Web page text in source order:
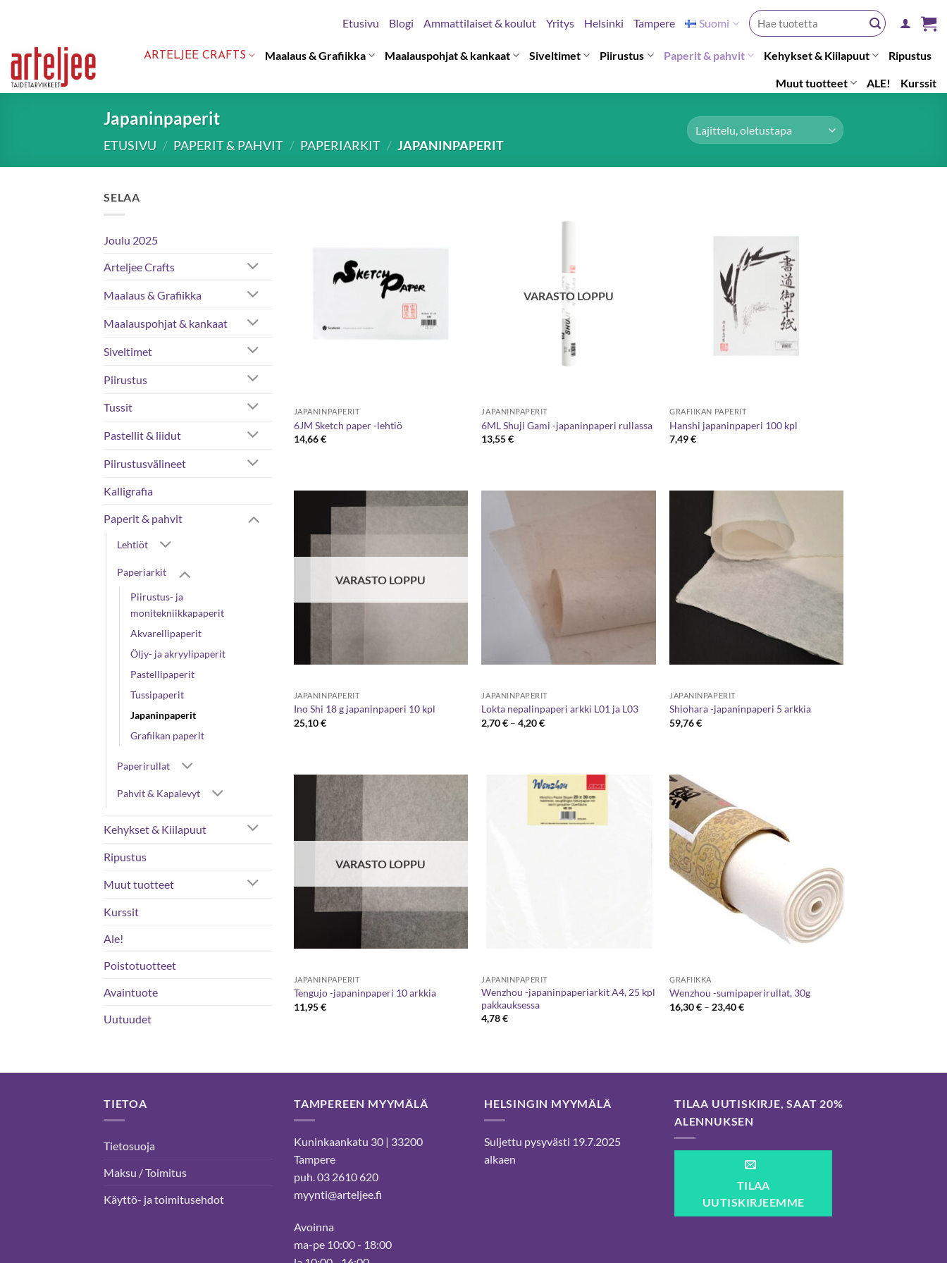
content
Etusivu Blogi Ammattilaiset & koulut Yritys Helsinki Tampere Suomi
Etsi:
ARTELJEE CRAFTS Maalaus & Grafiikka Maalauspohjat & kankaat Siveltimet Piirustus Paperit & pahvit Kehykset & Kiilapuut Ripustus
Muut tuotteet ALE! Kurssit
Japaninpaperit
ETUSIVU / PAPERIT & PAHVIT / PAPERIARKIT / JAPANINPAPERIT
SELAA
Joulu 2025
Arteljee Crafts
Maalaus & Grafiikka
Maalauspohjat & kankaat
Siveltimet
Piirustus
Tussit
Pastellit & liidut
Piirustusvälineet
Kalligrafia
Paperit & pahvit
Lehtiöt
Paperiarkit
Piirustus- ja
monitekniikkapaperit
Akvarellipaperit
Öljy- ja akryylipaperit
Pastellipaperit
Tussipaperit
Japaninpaperit
Grafiikan paperit
Paperirullat
Pahvit & Kapalevyt
Kehykset & Kiilapuut
Ripustus
Muut tuotteet
Kurssit
Ale!
Poistotuotteet
Avaintuote
Uutuudet
JAPANINPAPERIT
6JM Sketch paper -lehtiö
14,66€
VARASTO LOPPU
JAPANINPAPERIT
6ML Shuji Gami -japaninpaperi rullassa
13,55€
GRAFIIKAN PAPERIT
Hanshi japaninpaperi 100 kpl
7,49€
VARASTO LOPPU
JAPANINPAPERIT
Ino Shi 18 g japaninpaperi 10 kpl
25,10€
JAPANINPAPERIT
Lokta nepalinpaperi arkki L01 ja L03
2,70€ – 4,20€Hintaluokka:
JAPANINPAPERIT
Shiohara -japaninpaperi 5 arkkia
59,76€
VARASTO LOPPU
JAPANINPAPERIT
Tengujo -japaninpaperi 10 arkkia
11,95€
JAPANINPAPERIT
Wenzhou -japaninpaperiarkit A4, 25 kpl
pakkauksessa
4,78€
GRAFIIKKA
Wenzhou -sumipaperirullat, 30g
16,30€ – 23,40€Hintaluokka:
TIETOA
Tietosuoja
Maksu / Toimitus
Käyttö- ja toimitusehdot
TAMPEREEN MYYMÄLÄ
Kuninkaankatu 30 | 33200
Tampere
puh. 03 2610 620
myynti@arteljee.fi
Avoinna
ma-pe 10:00 - 18:00
HELSINGIN MYYMÄLÄ
Suljettu pysyvästi 19.7.2025
alkaen
TILAA UUTISKIRJE, SAAT 20%
ALENNUKSEN
TILAA
UUTISKIRJEEMME